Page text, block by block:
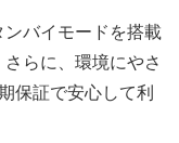
バイモードを搭載
らに、環境にやさ
保証で安心して利